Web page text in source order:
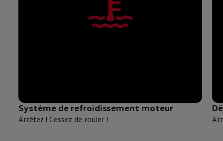
Système de refroidissement moteur
Arrêtez ! Cessez de rouler !